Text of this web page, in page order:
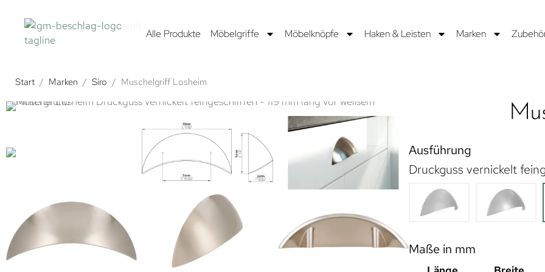
Alle Produkte Möbelgriffe Möbelknöpfe Haken & Leisten Marken
Start / Marken / Siro / Muschelgriff Losheim
Ausführung
Druckguss vernickelt
Maße in mm